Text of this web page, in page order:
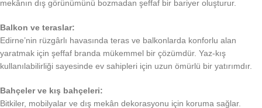
mekânın dış görünümünü bozmadan şeffaf bir bariyer oluşturur.
Balkon ve teraslar:
Edirne’nin rüzgârlı havasında teras ve balkonlarda konforlu alan
yaratmak için şeffaf branda mükemmel bir çözümdür. Yaz-kış
kullanılabilirliği sayesinde ev sahipleri için uzun ömürlü bir yatırımdır.
Bahçeler ve kış bahçeleri:
Bitkiler, mobilyalar ve dış mekân dekorasyonu için koruma sağlar.